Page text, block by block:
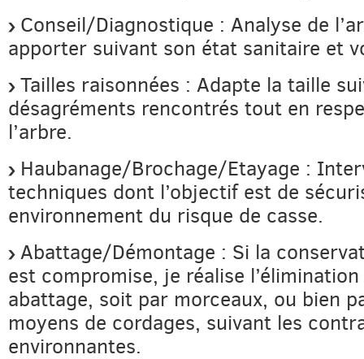
Conseil/Diagnostique : Analyse de
apporter suivant son état sanitaire et
Tailles raisonnées : Adapte la taille
désagréments rencontrés tout en
l’arbre.
Haubanage/Brochage/Etayage :
techniques dont l’objectif est de
environnement du risque de casse.
Abattage/Démontage : Si la
est compromise, je réalise
abattage, soit par morceaux, ou bien
moyens de cordages, suivant les
environnantes.